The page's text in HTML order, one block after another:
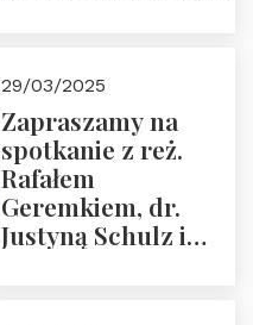
29/03/2025
Zapraszamy na
spotkanie z reż.
Rafałem
Geremkiem, dr.
Justyną Schulz i